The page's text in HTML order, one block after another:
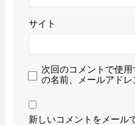
サイト
次回のコメントで使
の名前、メールアドレ
新しいコメントをメール